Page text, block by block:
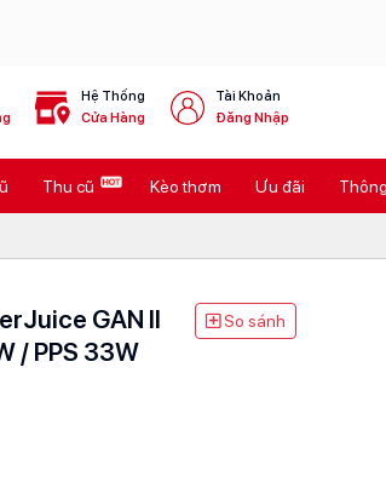
Hệ Thống
Cửa Hàng
Tài Khoản
Đăng Nhập
Thu cũ Kèo thơm Ưu đãi
GAN II
/ PPS 33W
So sánh